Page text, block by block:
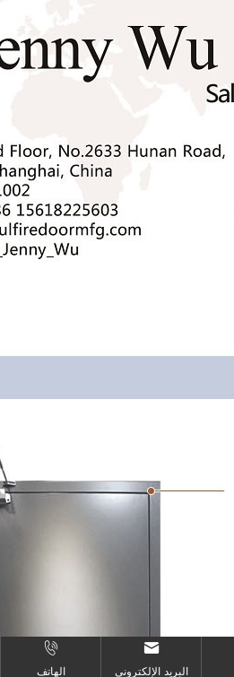
البريد الإلكتروني الهاتف